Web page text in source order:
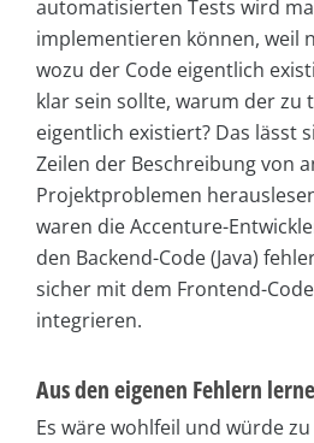
automatisierten Tests wird
implementieren können, weil
wozu der Code eigentlich
klar sein sollte, warum der zu
eigentlich existiert? Das lässt
Zeilen der Beschreibung von
Projektproblemen
waren die Accenture-
den Backend-Code (Java)
sicher mit dem Frontend-
integrieren.
Aus den eigenen Fehlern
Es wäre wohlfeil und würde